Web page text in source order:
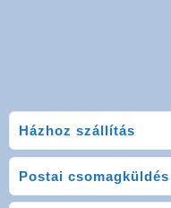
Házhoz szállítás
Postai csomagküldés